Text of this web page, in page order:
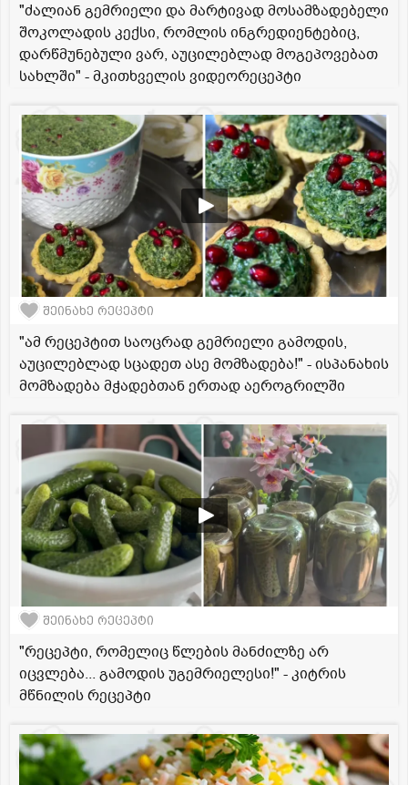
"ძალიან გემრიელი და მარტივად მოსამზადებელი
შოკოლადის კექსი, რომლის ინგრედიენტებიც,
დარწმუნებული ვარ, აუცილებლად მოგეპოვებათ
სახლში" - მკითხველის ვიდეორეცეპტი
შეინახე რეცეპტი
"ამ რეცეპტით საოცრად გემრიელი გამოდის,
აუცილებლად სცადეთ ასე მომზადება!" - ისპანახის
მომზადება მჭადებთან ერთად აეროგრილში
შეინახე რეცეპტი
"რეცეპტი, რომელიც წლების მანძილზე არ
იცვლება... გამოდის უგემრიელესი!" - კიტრის
მწნილის რეცეპტი